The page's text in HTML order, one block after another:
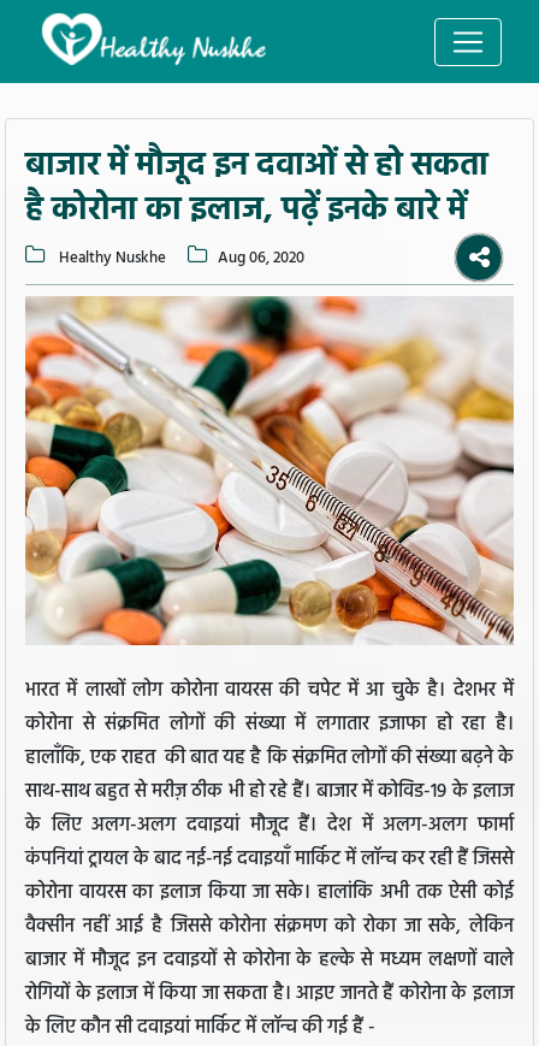
बाजार में मौजूद इन दवाओं से हो सकता
है कोरोना का इलाज, पढ़ें इनके बारे में
Healthy Nuskhe Aug 06, 2020
भारत में लाखों लोग कोरोना वायरस की चपेट में आ चुके है। देशभर में
कोरोना से संक्रमित लोगों की संख्या में लगातार इजाफा हो रहा है।
हालाँकि, एक राहत की बात यह है कि संक्रमित लोगों की संख्या बढ़ने के
साथ-साथ बहुत से मरीज़ ठीक भी हो रहे हैं। बाजार में कोविड-19 के इलाज
के लिए अलग-अलग दवाइयां मौजूद हैं। देश में अलग-अलग फार्मा
कंपनियां ट्रायल के बाद नई-नई दवाइयाँ मार्किट में लॉन्च कर रही हैं जिससे
कोरोना वायरस का इलाज किया जा सके। हालांकि अभी तक ऐसी कोई
वैक्सीन नहीं आई है जिससे कोरोना संक्रमण को रोका जा सके, लेकिन
बाजार में मौजूद इन दवाइयों से कोरोना के हल्के से मध्यम लक्षणों वाले
रोगियों के इलाज में किया जा सकता है। आइए जानते हैं कोरोना के इलाज
के लिए कौन सी दवाइयां मार्किट में लॉन्च की गई हैं -